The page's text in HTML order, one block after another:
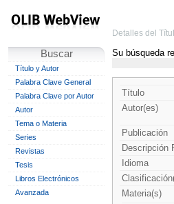
Buscar
Título y Autor
Palabra Clave General
Palabra Clave por Autor
Autor
Tema o Materia
Series
Revistas
Tesis
Libros Electrónicos
Avanzada
Detalles del
Su búsqueda
Título
Autor(es)
Publicación
Descripción
Idioma
Materia(s)